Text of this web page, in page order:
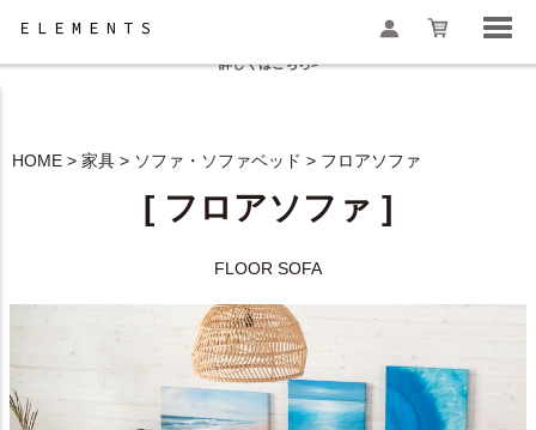
検索
夏季休業と一部地域配送遅延のお知らせ
詳しくはこちら>
HOME 家具 ソファ・ソファベッド フロアソファ
[ フロアソファ ]
FLOOR SOFA